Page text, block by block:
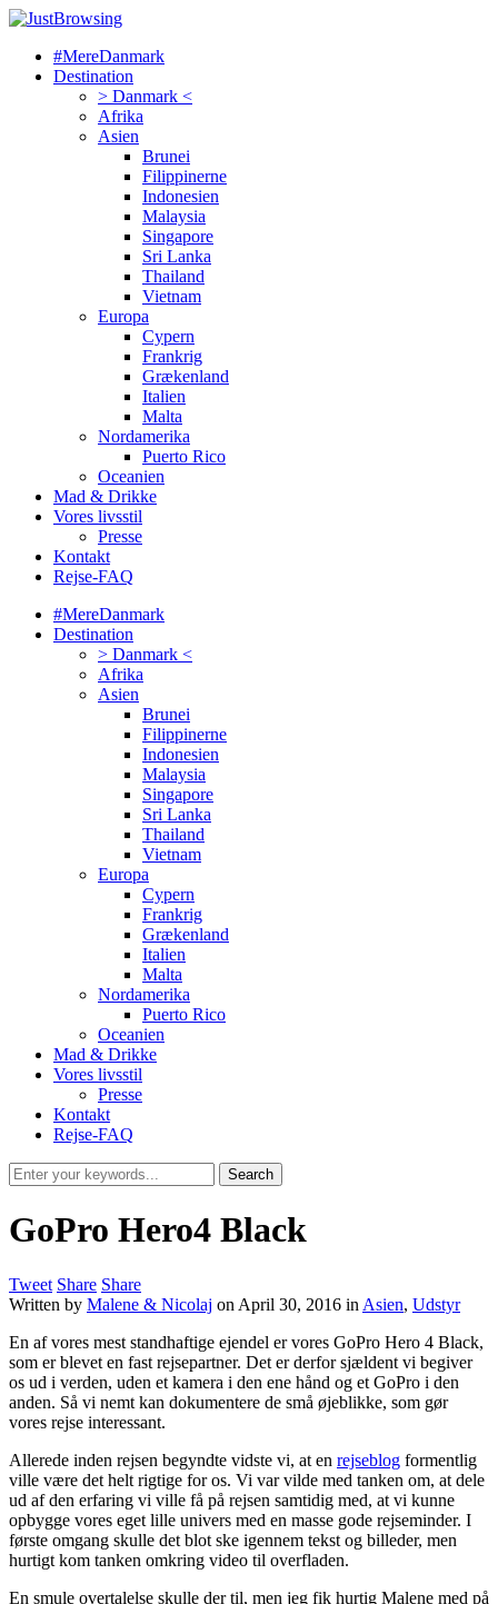
#MereDanmark
Destination
> Danmark <
Afrika
Asien
Brunei
Filippinerne
Indonesien
Malaysia
Singapore
Sri Lanka
Thailand
Vietnam
Europa
Cypern
Frankrig
Grækenland
Italien
Malta
Nordamerika
Puerto Rico
Oceanien
Mad & Drikke
Vores livsstil
Presse
Kontakt
Rejse-FAQ
#MereDanmark
Destination
> Danmark <
Afrika
Asien
Brunei
Filippinerne
Indonesien
Malaysia
Singapore
Sri Lanka
Thailand
Vietnam
Europa
Cypern
Frankrig
Grækenland
Italien
Malta
Nordamerika
Puerto Rico
Oceanien
Mad & Drikke
Vores livsstil
Presse
Kontakt
Rejse-FAQ
GoPro Hero4 Black
Tweet Share Share
Written by Malene & Nicolaj on April 30, 2016 in Asien, Udstyr
En af vores mest standhaftige ejendel er vores GoPro Hero 4 Black,
som er blevet en fast rejsepartner. Det er derfor sjældent vi begiver
os ud i verden, uden et kamera i den ene hånd og et GoPro i den
anden. Så vi nemt kan dokumentere de små øjeblikke, som gør
vores rejse interessant.
Allerede inden rejsen begyndte vidste vi, at en rejseblog formentlig
ville være det helt rigtige for os. Vi var vilde med tanken om, at dele
ud af den erfaring vi ville få på rejsen samtidig med, at vi kunne
opbygge vores eget lille univers med en masse gode rejseminder. I
første omgang skulle det blot ske igennem tekst og billeder, men
hurtigt kom tanken omkring video til overfladen.
En smule overtalelse skulle der til, men jeg fik hurtig Malene med på